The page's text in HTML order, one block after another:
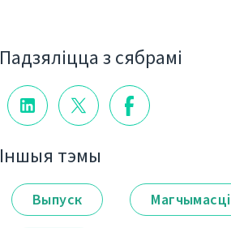
Падзяліцца з сябрамі
Іншыя тэмы
Выпуск Магчымасці